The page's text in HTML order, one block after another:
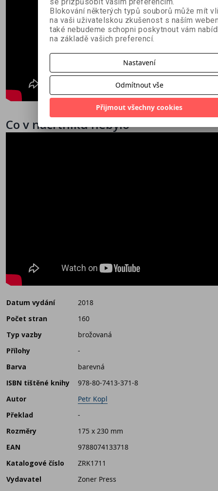
Co v náčrtníku nebylo
Datum vydání
2018
Počet stran
160
Typ vazby
brožovaná
Přílohy
-
Barva
barevná
ISBN tištěné knihy
978-80-7413-371-8
Autor
Petr Kopl
Překlad
-
Rozměry
175 x 230 mm
EAN
9788074133718
Katalogové číslo
ZRK1711
Vydavatel
Zoner Press
Blokování některých typů souborů může mít
na vaši uživatelskou zkušenost s naším
také nebudeme schopni poskytnout vám
na základě vašich preferencí.
Nastavení
Odmítnout vše
Přijmout všechny cookies